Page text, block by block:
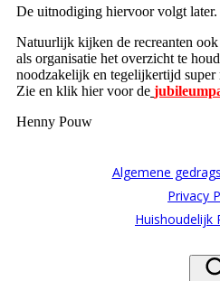
De uitnodiging hiervoor volgt
Natuurlijk kijken de recreanten
als organisatie het overzicht te
noodzakelijk en tegelijkertijd
Zie en klik hier voor de
Henny Pouw
Algemene
Privacy
Huishoudelijk